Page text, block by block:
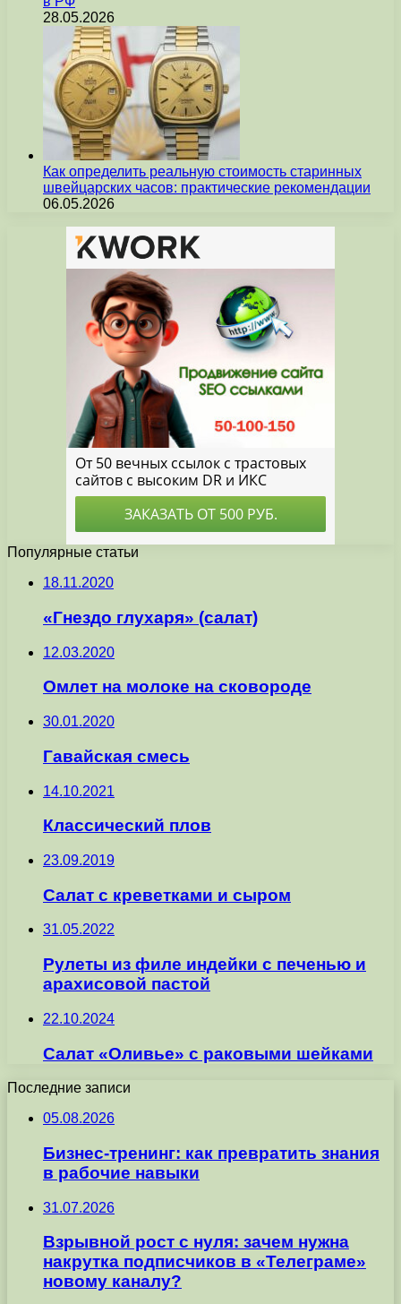
28.05.2026
Как определить реальную стоимость старинных
швейцарских часов: практические рекомендации
06.05.2026
Популярные статьи
18.11.2020
«Гнездо глухаря» (салат)
12.03.2020
Омлет на молоке на сковороде
30.01.2020
Гавайская смесь
14.10.2021
Классический плов
23.09.2019
Салат с креветками и сыром
31.05.2022
Рулеты из филе индейки с печенью и
арахисовой пастой
22.10.2024
Салат «Оливье» с раковыми шейками
Последние записи
05.08.2026
Бизнес-тренинг: как превратить знания
в рабочие навыки
31.07.2026
Взрывной рост с нуля: зачем нужна
накрутка подписчиков в «Телеграме»
новому каналу?